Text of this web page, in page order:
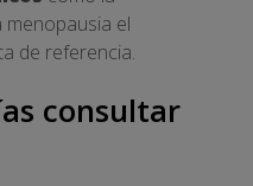
el
de referencia.
consultar